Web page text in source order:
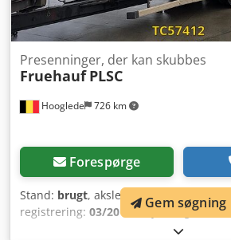
Hooglede 726 km
Presenninger, der kan skubbes
Fruehauf PLSC
Forespørge
Stand: brugt, akslekonfiguration: 2
registrering: 03/2017 , affjedring:luft,
,
Gem søgning